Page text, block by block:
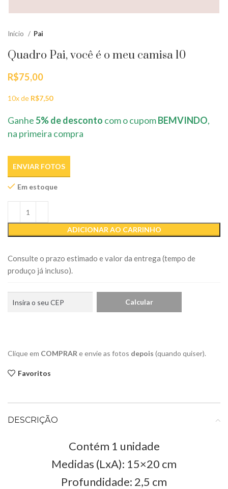
Início Pai
Quadro Pai, você é o meu camisa 10
R$75,00
10x de R$7,50
Ganhe5% de desconto com o cupomBEMVINDO,
na primeira compra
ENVIAR FOTOS
Em estoque
ADICIONAR AO CARRINHO
Consulte o prazo estimado e valor da entrega (tempo de
produço já incluso).
Clique em COMPRAR e envie as fotos depois (quando quiser).
Favoritos
DESCRIÇÃO
Contém 1 unidade
Medidas (LxA): 15×20 cm
Profundidade: 2,5 cm